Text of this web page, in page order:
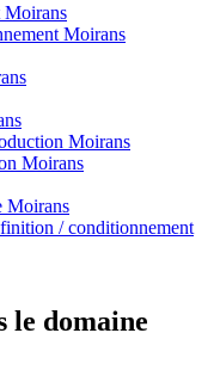
Moirans
Moirans
Moirans
Moirans
Moirans
/ conditionnement
le domaine